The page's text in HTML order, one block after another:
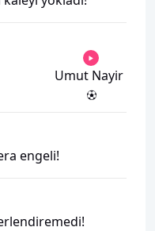
Umut Nayir
engeli!